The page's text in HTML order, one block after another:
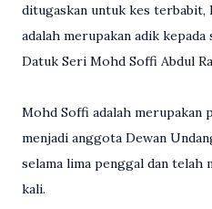
ditugaskan untuk kes terbabit,
adalah merupakan adik
Datuk Seri Mohd Soffi Abdul
Mohd Soffi adalah merupakan
menjadi anggota Dewan
selama lima penggal dan telah
kali.